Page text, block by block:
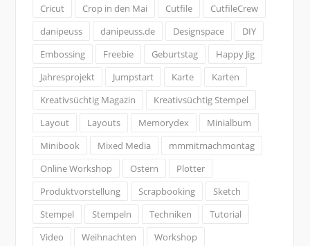
Cricut
Crop in den Mai Cutfile
CutfileCrew
danipeuss
danipeuss.de Designspace
DIY
Embossing
Freebie Geburtstag
Happy Jig
Jahresprojekt
Jumpstart Karte
Karten
Kreativsüchtig Magazin
Kreativsüchtig Stempel
Layout
Layouts Memorydex
Minialbum
Minibook
Mixed Media
mmmitmachmontag
Online Workshop
Ostern
Plotter
Produktvorstellung
Scrapbooking
Sketch
Stempel
Stempeln Techniken
Tutorial
Video
Weihnachten Workshop